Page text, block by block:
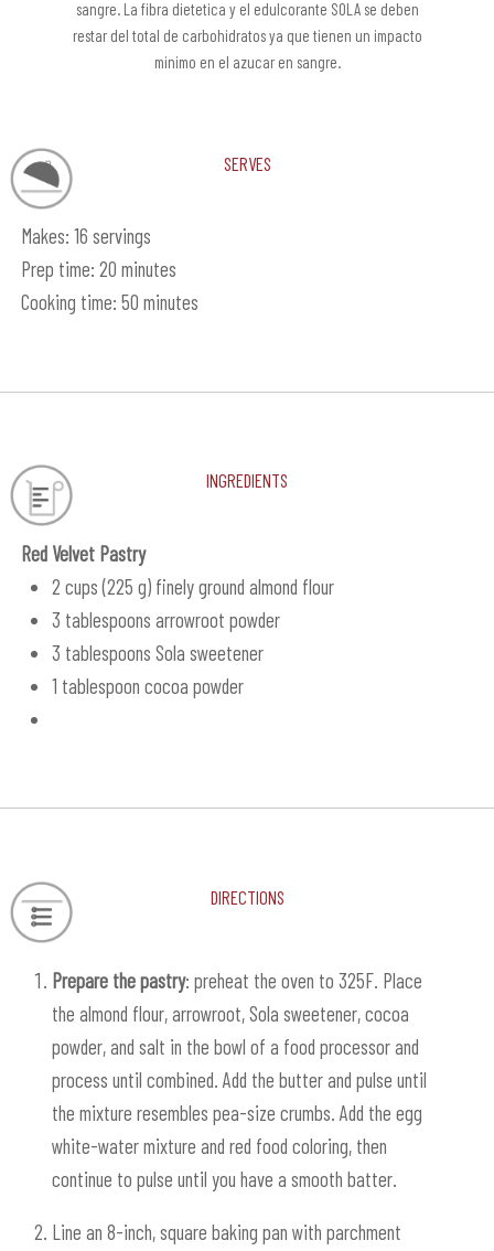
sangre. La fibra dietetica y el edulcorante SOLA se deben
restar del total de carbohidratos ya que tienen un impacto
minimo en el azucar en sangre.
Serves
Makes: 16 servings
Prep time: 20 minutes
Cooking time: 50 minutes
Ingredients
Red Velvet Pastry
2 cups (225 g) finely ground almond flour
3 tablespoons arrowroot powder
3 tablespoons Sola sweetener
1 tablespoon cocoa powder
Directions
Prepare the pastry: preheat the oven to 325F. Place
the almond flour, arrowroot, Sola sweetener, cocoa
powder, and salt in the bowl of a food processor and
process until combined. Add the butter and pulse until
the mixture resembles pea-size crumbs. Add the egg
white-water mixture and red food coloring, then
continue to pulse until you have a smooth batter.
Line an 8-inch, square baking pan with parchment